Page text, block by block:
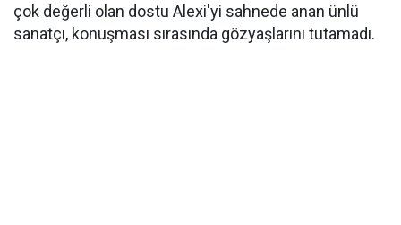
çok değerli olan dostu Alexi'yi sahnede anan ünlü
sanatçı, konuşması sırasında gözyaşlarını tutamadı.